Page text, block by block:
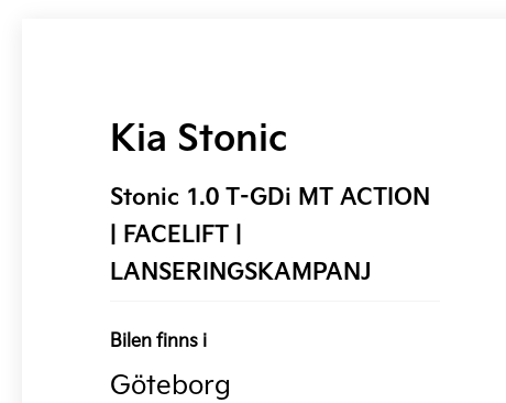
Kia Stonic
Stonic 1.0 T-GDi MT ACTION
| FACELIFT |
LANSERINGSKAMPANJ
Bilen finns i
Göteborg